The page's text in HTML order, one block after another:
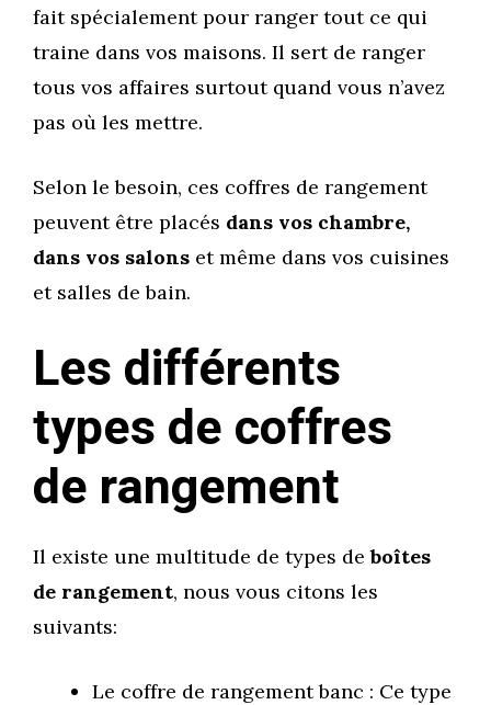
fait spécialement pour ranger tout ce qui
traine dans vos maisons. Il sert de ranger
tous vos affaires surtout quand vous n’avez
pas où les mettre.
Selon le besoin, ces coffres de rangement
peuvent être placés dans vos chambre,
dans vos salons et même dans vos cuisines
et salles de bain.
Les différents
types de coffres
de rangement
Il existe une multitude de types deboîtes
de rangement, nous vous citons les
suivants:
Le coffre de rangement banc : Ce type